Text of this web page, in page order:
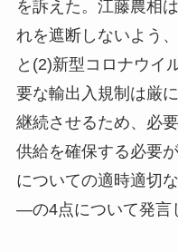
を訴えた。江藤農相
れを遮断しないよう
と(2)新型コロナウイ
要な輸出入規制は厳
継続させるため、必
供給を確保する必要
についての適時適切
—の4点について発言